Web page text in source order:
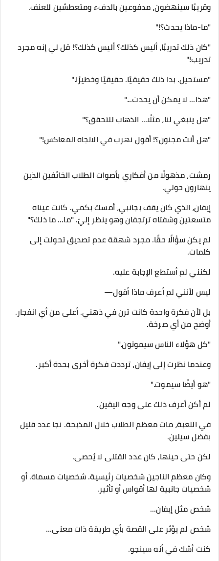
وقريبًا سينهضون، مدفوعين بالدفء ومتعطشين للعنف.
"ما-ماذا يحدث؟!"
"كان ذلك تدريبًا، أليس كذلك؟ أليس كذلك؟! قل لي إنه مجرد
تدريب!"
"مستحيل. بدا ذلك حقيقيًا. حقيقيًا وخطيرًا."
"هذا... لا يمكن أن يحدث..."
"هل ينبغي لنا، مثلًا... الذهاب للتحقق؟"
"هل أنت مجنون؟! أقول نهرب في الاتجاه المعاكس!"
رمشت، مذهولًا من أفكاري بأصوات الطلاب الخائفين الذين
ينهارون حولي.
إيفان، الذي كان يقف بجانبي، أمسك بكمي. كانت عيناه
متسعتين وشفتاه ترتجفان وهو ينظر إليّ. "ما... ما ذلك؟"
لم يكن سؤالًا حقًا. مجرد شهقة عدم تصديق تحولت إلى
كلمات.
لكنني لم أستطع الإجابة عليه.
ليس لأنني لم أعرف ماذا أقول—
بل لأن فكرة واحدة كانت ترن في ذهني. أعلى من أي انفجار.
أوضح من أي صرخة.
"كل هؤلاء الناس سيموتون."
وعندما نظرت إلى إيفان، ترددت فكرة أخرى بحدة أكبر.
"هو أيضًا سيموت."
لم أكن أعرف ذلك على وجه اليقين.
في اللعبة، مات معظم الطلاب خلال المذبحة. نجا عدد قليل
بفضل سيلين.
لكن حتى حينها، كان عدد القتلى لا يُحصى.
وكان معظم الناجين شخصيات رئيسية. شخصيات مسماة. أو
شخصيات جانبية لها أقواس أو تأثير.
شخص مثل إيفان...
شخص لم يؤثر على القصة بأي طريقة ذات معنى...
كنت أشك في أنه سينجو.